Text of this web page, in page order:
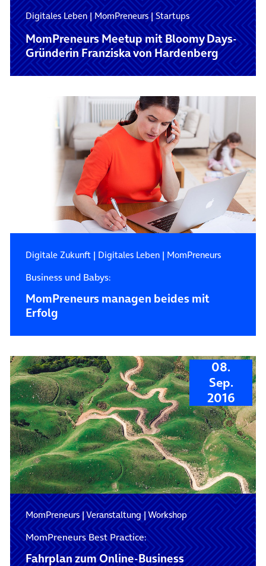
Digitales Leben|MomPreneurs|Startups
MomPreneurs Meetup mit Bloomy Days-
Gründerin Franziska von Hardenberg
Digitale Zukunft| Digitales Leben| MomPreneurs
Business und Babys:
MomPreneurs managen beides mit
Erfolg
08.
Sep.
2016
MomPreneurs|Veranstaltung|Workshop
MomPreneurs Best Practice:
Fahrplan zum Online-Business